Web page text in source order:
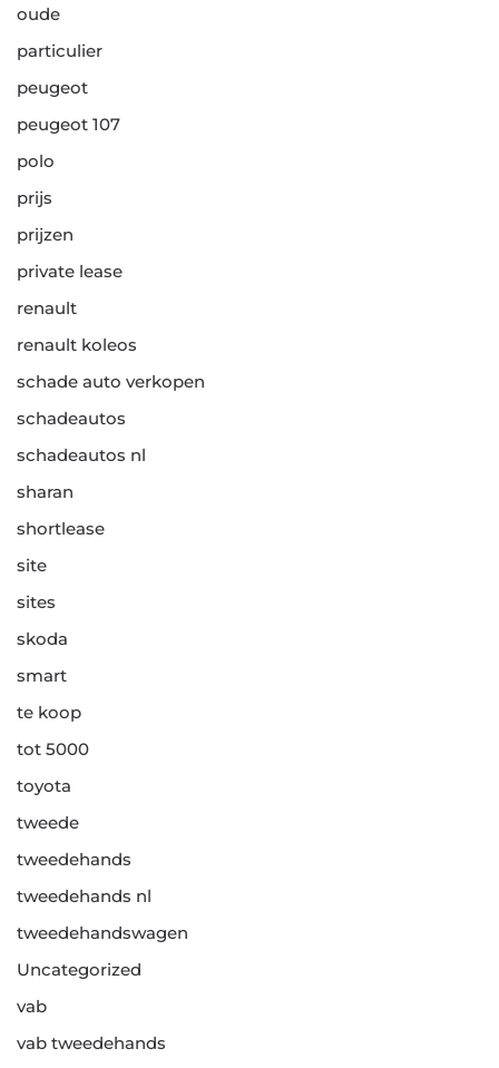
oude
particulier
peugeot
peugeot 107
polo
prijs
prijzen
private lease
renault
renault koleos
schade auto verkopen
schadeautos
schadeautos nl
sharan
shortlease
site
sites
skoda
smart
te koop
tot 5000
toyota
tweede
tweedehands
tweedehands nl
tweedehandswagen
Uncategorized
vab
vab tweedehands